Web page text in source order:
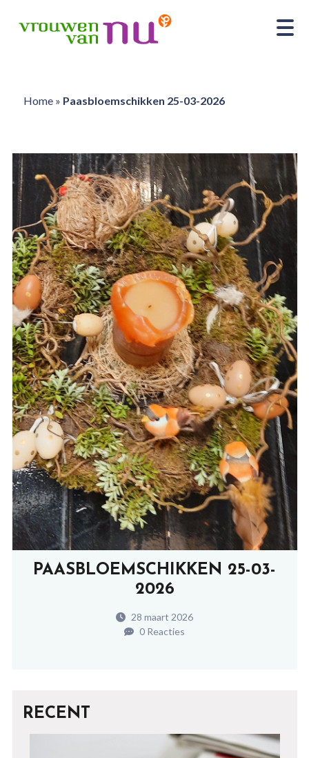
Home» Paasbloemschikken 25-03-2026
PAASBLOEMSCHIKKEN 25-03-
2026
28 maart 2026
0 Reacties
RECENT